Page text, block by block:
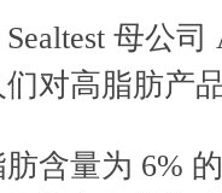
母公
对高脂肪产
含量为 6%